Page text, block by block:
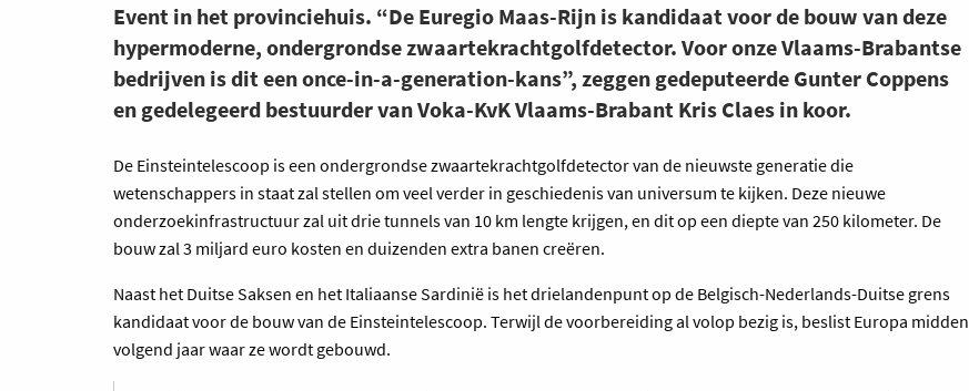
Event in het provinciehuis. “De Euregio Maas-Rijn is kandidaat voor de bouw van deze
hypermoderne, ondergrondse zwaartekracht­golfdetector. Voor onze Vlaams-Brabantse
bedrijven is dit een once-in-a-generation-kans”, zeggen gedeputeerde Gunter Coppens
en gedelegeerd bestuurder van Voka-KvK Vlaams-Brabant Kris Claes in koor.
De Einsteintelescoop is een ondergrondse zwaartekracht­golfdetector van de nieuwste generatie die
wetenschappers in staat zal stellen om veel verder in geschiedenis van universum te kijken. Deze nieuwe
onderzoekinfrastructuur zal uit drie tunnels van 10 km lengte krijgen, en dit op een diepte van 250 kilometer. De
bouw zal 3 miljard euro kosten en duizenden extra banen creëren.
Naast het Duitse Saksen en het Italiaanse Sardinië is het drielandenpunt op de Belgisch-Nederlands-Duitse grens
kandidaat voor de bouw van de Einsteintelescoop. Terwijl de voorbereiding al volop bezig is, beslist Europa midden
volgend jaar waar ze wordt gebouwd.